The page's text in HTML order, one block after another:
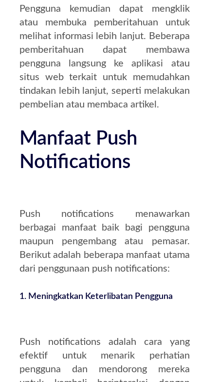
Pengguna kemudian dapat mengklik
atau membuka pemberitahuan untuk
melihat informasi lebih lanjut. Beberapa
pemberitahuan dapat membawa
pengguna langsung ke aplikasi atau
situs web terkait untuk memudahkan
tindakan lebih lanjut, seperti melakukan
pembelian atau membaca artikel.
Manfaat Push
Notifications
Push notifications menawarkan
berbagai manfaat baik bagi pengguna
maupun pengembang atau pemasar.
Berikut adalah beberapa manfaat utama
dari penggunaan push notifications:
1. Meningkatkan Keterlibatan Pengguna
Push notifications adalah cara yang
efektif untuk menarik perhatian
pengguna dan mendorong mereka